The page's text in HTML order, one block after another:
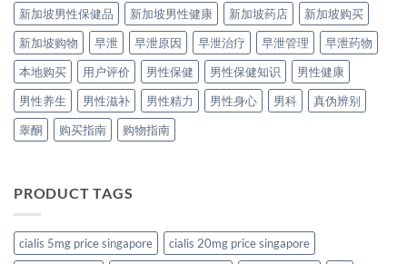
新加坡男性保健品
新加坡男性健康 新加坡药店
新加坡购买
新加坡购物
早泄 早泄原因 早泄治疗 早泄管理
早泄药物
本地购买
用户评价 男性保健 男性保健知识
男性健康
男性养生
男性滋补 男性精力 男性身心 男科
真伪辨别
睾酮
购买指南 购物指南
PRODUCT TAGS
cialis 5mg price singapore
cialis 20mg price singapore